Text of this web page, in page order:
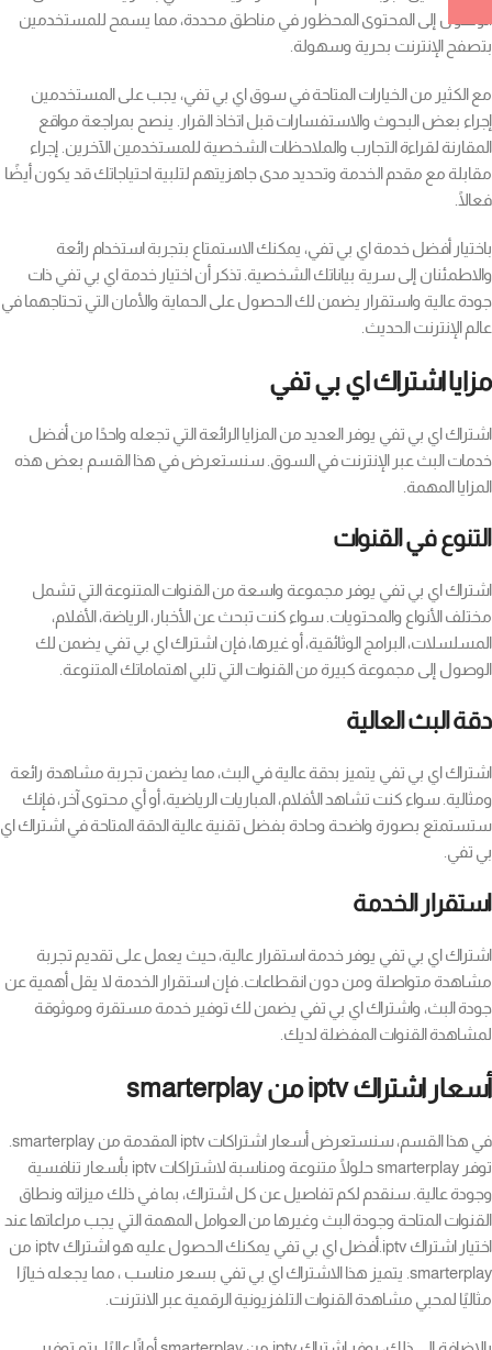
الوصول إلى المحتوى المحظور في مناطق محددة، مما يسمح للمستخدمين
بتصفح الإنترنت بحرية وسهولة.
مع الكثير من الخيارات المتاحة في سوق اي بي تفي، يجب على المستخدمين
إجراء بعض البحوث والاستفسارات قبل اتخاذ القرار. ينصح بمراجعة مواقع
المقارنة لقراءة التجارب والملاحظات الشخصية للمستخدمين الآخرين. إجراء
مقابلة مع مقدم الخدمة وتحديد مدى جاهزيتهم لتلبية احتياجاتك قد يكون أيضًا
فعالًا.
باختيار أفضل خدمة اي بي تفي، يمكنك الاستمتاع بتجربة استخدام رائعة
والاطمئنان إلى سرية بياناتك الشخصية. تذكر أن اختيار خدمة اي بي تفي ذات
جودة عالية واستقرار يضمن لك الحصول على الحماية والأمان التي تحتاجهما في
عالم الإنترنت الحديث.
مزايا اشتراك اي بي تفي
اشتراك اي بي تفي يوفر العديد من المزايا الرائعة التي تجعله واحدًا من أفضل
خدمات البث عبر الإنترنت في السوق. سنستعرض في هذا القسم بعض هذه
المزايا المهمة.
التنوع في القنوات
اشتراك اي بي تفي يوفر مجموعة واسعة من القنوات المتنوعة التي تشمل
مختلف الأنواع والمحتويات. سواء كنت تبحث عن الأخبار، الرياضة، الأفلام،
المسلسلات، البرامج الوثائقية، أو غيرها، فإن اشتراك اي بي تفي يضمن لك
الوصول إلى مجموعة كبيرة من القنوات التي تلبي اهتماماتك المتنوعة.
دقة البث العالية
اشتراك اي بي تفي يتميز بدقة عالية في البث، مما يضمن تجربة مشاهدة رائعة
ومثالية. سواء كنت تشاهد الأفلام، المباريات الرياضية، أو أي محتوى آخر، فإنك
ستستمتع بصورة واضحة وحادة بفضل تقنية عالية الدقة المتاحة في اشتراك اي
بي تفي.
استقرار الخدمة
اشتراك اي بي تفي يوفر خدمة استقرار عالية، حيث يعمل على تقديم تجربة
مشاهدة متواصلة ومن دون انقطاعات. فإن استقرار الخدمة لا يقل أهمية عن
جودة البث، واشتراك اي بي تفي يضمن لك توفير خدمة مستقرة وموثوقة
لمشاهدة القنوات المفضلة لديك.
أسعار اشتراك iptv من smarterplay
توفر smarterplay حلولًا متنوعة ومناسبة لاشتراكات iptv بأسعار تنافسية
وجودة عالية. سنقدم لكم تفاصيل عن كل اشتراك، بما في ذلك ميزاته ونطاق
القنوات المتاحة وجودة البث وغيرها من العوامل المهمة التي يجب مراعاتها عند
اختيار اشتراك iptv.أفضل اي بي تفي يمكنك الحصول عليه هو اشتراك iptv من
smarterplay. يتميز هذا الاشتراك اي بي تفي بسعر مناسب ، مما يجعله خيارًا
مثاليًا لمحبي مشاهدة القنوات التلفزيونية الرقمية عبر الانترنت.